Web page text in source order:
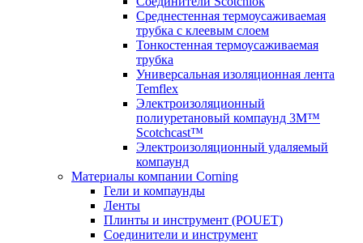
Среднестенная термоусаживаемая
трубка с клеевым слоем
Тонкостенная термоусаживаемая
трубка
Универсальная изоляционная лента
Temflex
Электроизоляционный
полиуретановый компаунд 3M™
Scotchcast™
Электроизоляционный удаляемый
компаунд
Материалы компании Corning
Гели и компаунды
Ленты
Плинты и инструмент (POUET)
Соединители и инструмент